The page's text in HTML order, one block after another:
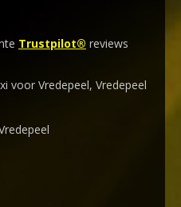
Trustpilot® reviews
voor Vredepeel, Vredepeel